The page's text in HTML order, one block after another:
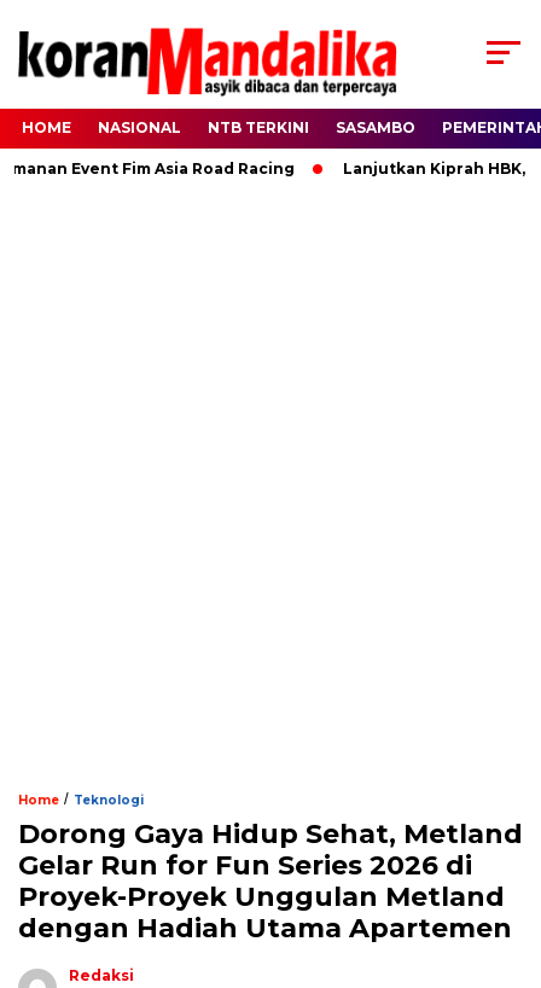
HOME NASIONAL NTB TERKINI SASAMBO
Event Fim Asia Road Racing Lanjutkan Kiprah HBK,
Home / Teknologi
Dorong Gaya Hidup Sehat, Metland
Gelar Run for Fun Series 2026 di
Proyek-Proyek Unggulan Metland
dengan Hadiah Utama Apartemen
Redaksi